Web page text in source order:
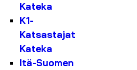
Kateka
K1-
Katsastajat
Kateka
Itä-Suomen